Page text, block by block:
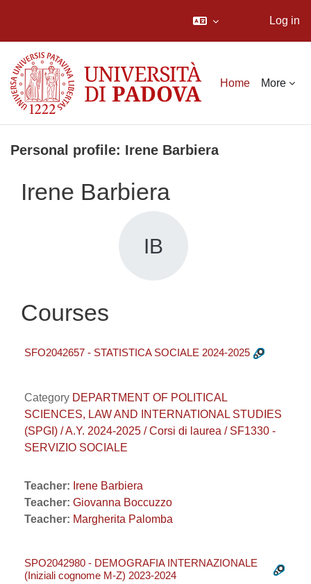
Log in
Home More
Personal profile: Irene Barbiera
Irene Barbiera
IB
Courses
SFO2042657 - STATISTICA SOCIALE 2024-2025
Category DEPARTMENT OF POLITICAL
SCIENCES, LAW AND INTERNATIONAL STUDIES
(SPGI) / A.Y. 2024-2025 / Corsi di laurea / SF1330 -
SERVIZIO SOCIALE
Teacher: Irene Barbiera
Teacher: Giovanna Boccuzzo
Teacher: Margherita Palomba
SPO2042980 - DEMOGRAFIA INTERNAZIONALE
(Iniziali cognome M-Z) 2023-2024